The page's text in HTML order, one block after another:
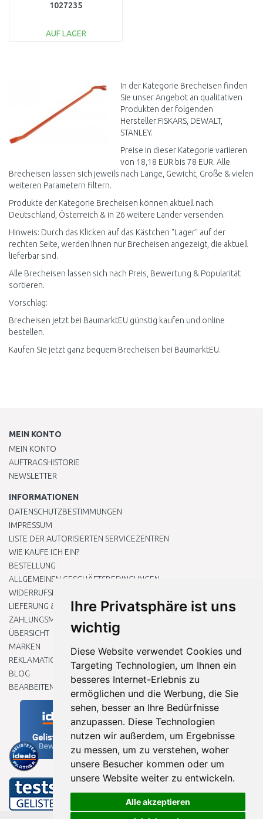
Ihre Privatsphäre ist uns
wichtig
Diese Website verwendet Cookies und
Targeting Technologien, um Ihnen ein
besseres Internet-Erlebnis zu
ermöglichen und die Werbung, die Sie
sehen, besser an Ihre Bedürfnisse
anzupassen. Diese Technologien
nutzen wir außerdem, um Ergebnisse
zu messen, um zu verstehen, woher
unsere Besucher kommen oder um
unsere Website weiter zu entwickeln.
Alle akzeptieren
1027235
AUF LAGER
In der Kategorie Brecheisen finden
Sie unser Angebot an qualitativen
Produkten der folgenden
Hersteller:FISKARS, DEWALT,
STANLEY.
Preise in dieser Kategorie variieren
von 18,18 EUR bis 78 EUR. Alle
Brecheisen lassen sich jeweils nach Länge, Gewicht, Größe & vielen
weiteren Parametern filtern.
Produkte der Kategorie Brecheisen können aktuell nach
Deutschland, Österreich & in 26 weitere Länder versenden.
Hinweis: Durch das Klicken auf das Kästchen "Lager" auf der
rechten Seite, werden Ihnen nur Brecheisen angezeigt, die aktuell
lieferbar sind.
Alle Brecheisen lassen sich nach Preis, Bewertung & Popularität
sortieren.
Vorschlag:
Brecheisen jetzt bei BaumarktEU günstig kaufen und online
bestellen.
Kaufen Sie jetzt ganz bequem Brecheisen bei BaumarktEU.
MEIN KONTO
MEIN KONTO
AUFTRAGSHISTORIE
NEWSLETTER
INFORMATIONEN
DATENSCHUTZBESTIMMUNGEN
IMPRESSUM
LISTE DER AUTORISIERTEN SERVICEZENTREN
WIE KAUFE ICH EIN?
BESTELLUNG
ALLGEMEINEN GESCHÄFTSBEDINGUNGEN
WIDERRUFSRECHT
LIEFERUNG & ZAHLUNG
ZAHLUNGSMETHODEN
ÜBERSICHT
MARKEN
REKLAMATIONEN UND RETOUREN
BLOG
BEARBEITEN SIE MEINE COOKIE-EINSTELLUNGEN